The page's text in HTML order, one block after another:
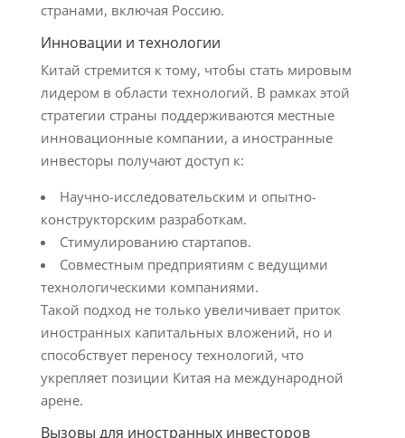
странами, включая Россию.
Инновации и технологии
Китай стремится к тому, чтобы стать мировым
лидером в области технологий. В рамках этой
стратегии страны поддерживаются местные
инновационные компании, а иностранные
инвесторы получают доступ к:
Научно-исследовательским и опытно-
конструкторским разработкам.
Стимулированию стартапов.
Совместным предприятиям с ведущими
технологическими компаниями.
Такой подход не только увеличивает приток
иностранных капитальных вложений, но и
способствует переносу технологий, что
укрепляет позиции Китая на международной
арене.
Вызовы для иностранных инвесторов